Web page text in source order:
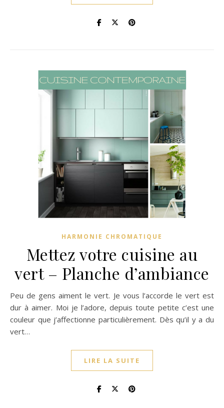
HARMONIE CHROMATIQUE
Mettez votre cuisine au
vert – Planche d’ambiance
Peu de gens aiment le vert. Je vous l’accorde le vert est
dur à aimer. Moi je l’adore, depuis toute petite c’est une
couleur que j’affectionne particulièrement. Dès qu’il y a du
vert…
LIRE LA SUITE